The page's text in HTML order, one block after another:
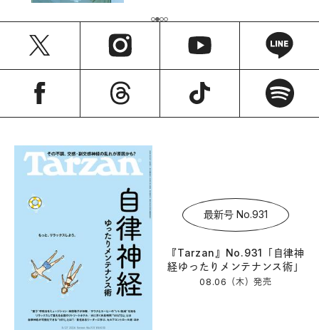
最新号 No.931
『Tarzan』No.931「自律神
経ゆったりメンテナンス術」
08.06（木）発売